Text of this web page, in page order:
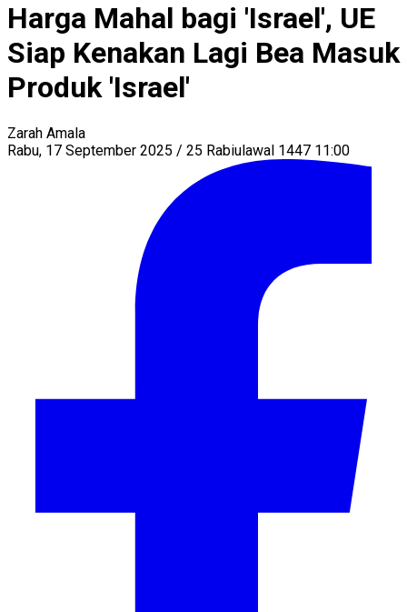
Harga Mahal bagi 'Israel', UE
Siap Kenakan Lagi Bea Masuk
Produk 'Israel'
Zarah Amala
Rabu, 17 September 2025 / 25 Rabiulawal 1447 11:00